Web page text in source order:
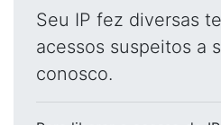
Seu IP fez diversas
acessos suspeitos a
conosco.